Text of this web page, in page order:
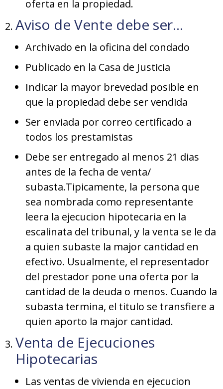
oferta en la propiedad.
Aviso de Vente debe ser…
Archivado en la oficina del condado
Publicado en la Casa de Justicia
Indicar la mayor brevedad posible en
que la propiedad debe ser vendida
Ser enviada por correo certificado a
todos los prestamistas
Debe ser entregado al menos 21 dias
antes de la fecha de venta/
subasta.Tipicamente, la persona que
sea nombrada como representante
leera la ejecucion hipotecaria en la
escalinata del tribunal, y la venta se le da
a quien subaste la major cantidad en
efectivo. Usualmente, el representador
del prestador pone una oferta por la
cantidad de la deuda o menos. Cuando la
subasta termina, el titulo se transfiere a
quien aporto la major cantidad.
Venta de Ejecuciones
Hipotecarias
Las ventas de vivienda en ejecucion